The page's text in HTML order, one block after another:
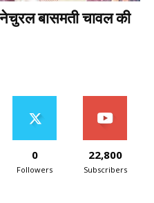
नेचुरल बासमती चावल की
0
Followers
22,800
Subscribers